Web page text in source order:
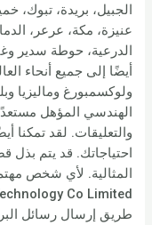
الجبيل، بريدة، تبوك،
عنيزة، مكة، عرعر،
أيضًا إلى جميع أنحاء
ولوكسمبورغ وماليزيا
الهندسي المؤهل
والتعليقات. لقد تمكنا
احتياجاتك. قد يتم بذل
طريق إرسال رسائل